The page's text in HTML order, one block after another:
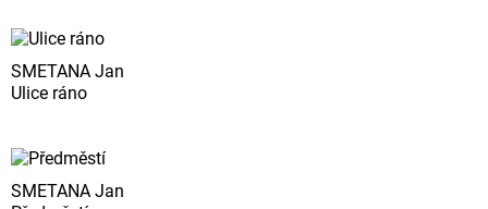
SMETANA Jan
Ulice ráno
SMETANA Jan